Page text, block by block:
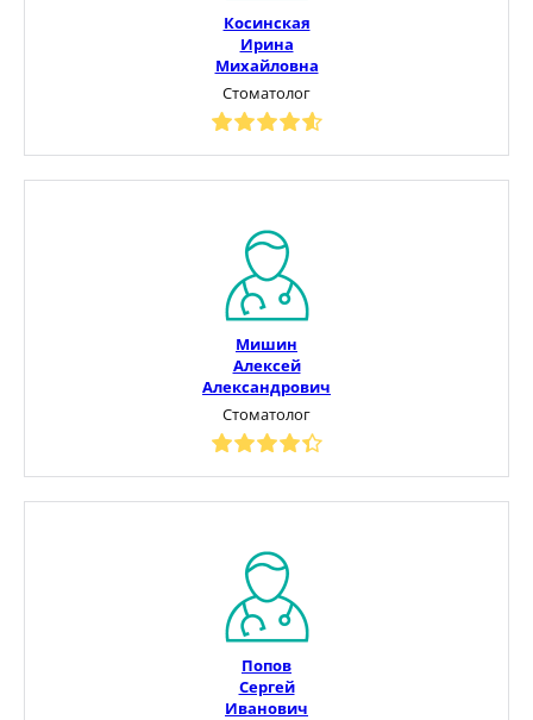
Косинская
Ирина
Михайловна
Стоматолог
Мишин
Алексей
Александрович
Стоматолог
Попов
Сергей
Иванович